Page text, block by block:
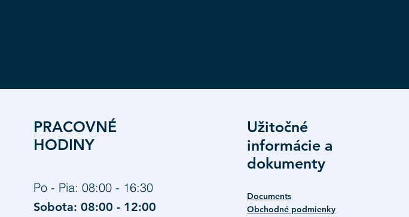
PRACOVNÉ
HODINY
Po - Pia: 08:00 - 16:30
Sobota: 08:00 - 12:00
Užitočné
informácie a
dokumenty
Documents
Obchodné podmienky